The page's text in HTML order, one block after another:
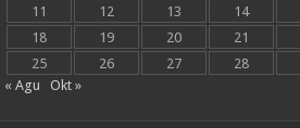
11
12 13 14
18
19 20 21
25
26 27 28
« Agu
Okt »